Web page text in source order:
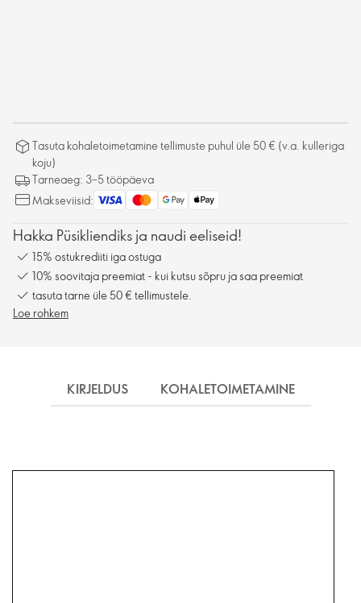
Tasuta kohaletoimetamine tellimuste puhul üle 50 € (v.a. kulleriga
koju)
Tarneaeg: 3–5 tööpäeva
Makseviisid:
Hakka Püsikliendiks ja naudi eeliseid!
15% ostukrediiti iga ostuga
10% soovitaja preemiat - kui kutsu sõpru ja saa preemiat
tasuta tarne üle 50 € tellimustele.
Loe rohkem
KIRJELDUS KOHALETOIMETAMINE